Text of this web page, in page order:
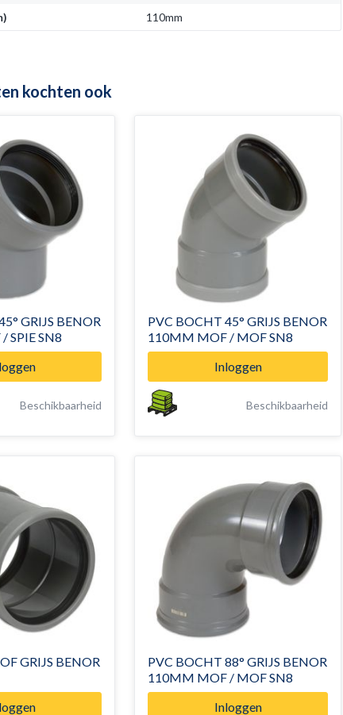
110mm
kochten ook
GRIJS BENOR
SPIE SN8
Beschikbaarheid
PVC BOCHT 45° GRIJS BENOR
110MM MOF / MOF SN8
Inloggen
Beschikbaarheid
GRIJS BENOR
PVC BOCHT 88° GRIJS BENOR
110MM MOF / MOF SN8
Inloggen